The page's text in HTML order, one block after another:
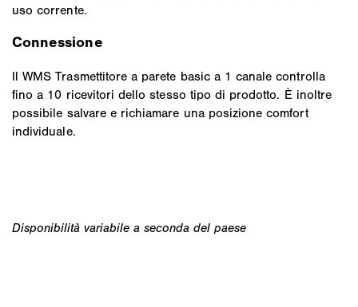
uso corrente.
Connessione
Il WMS Trasmettitore a parete basic a 1 canale controlla
fino a 10 ricevitori dello stesso tipo di prodotto. È inoltre
possibile salvare e richiamare una posizione comfort
individuale.